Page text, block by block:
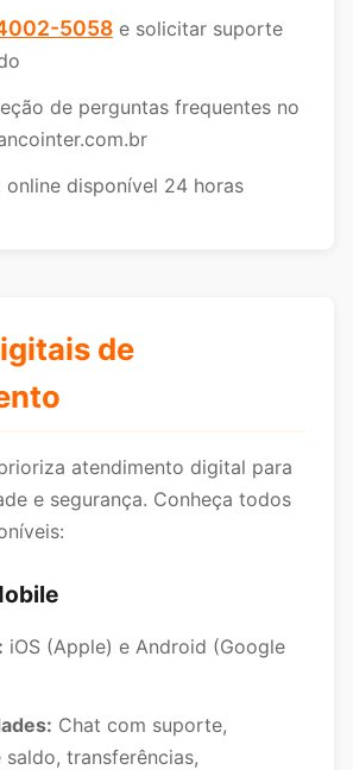
5058 e solicitar suporte
de perguntas frequentes no
online disponível 24 horas
de
atendimento digital para
e segurança. Conheça todos
iOS (Apple) e Android (Google
Chat com suporte,
transferências,